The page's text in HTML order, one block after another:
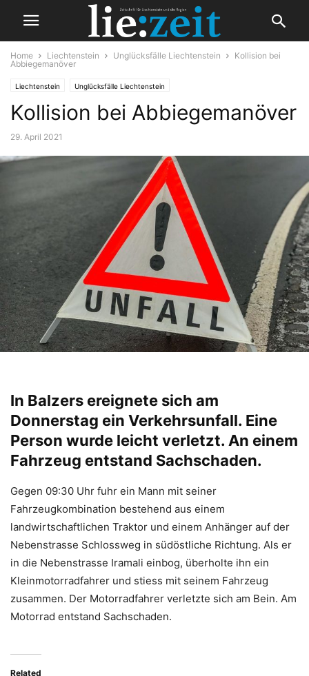
Home Liechtenstein Unglücksfälle Liechtenstein
Kollision bei
Abbiegemanöver
Liechtenstein Unglücksfälle Liechtenstein
Kollision bei Abbiegemanöver
29. April 2021
In Balzers ereignete sich am
Donnerstag ein Verkehrsunfall. Eine
Person wurde leicht verletzt. An einem
Fahrzeug entstand Sachschaden.
Gegen 09:30 Uhr fuhr ein Mann mit seiner
Fahrzeugkombination bestehend aus einem
landwirtschaftlichen Traktor und einem Anhänger auf der
Nebenstrasse Schlossweg in südöstliche Richtung. Als er
in die Nebenstrasse Iramali einbog, überholte ihn ein
Kleinmotorradfahrer und stiess mit seinem Fahrzeug
zusammen. Der Motorradfahrer verletzte sich am Bein. Am
Motorrad entstand Sachschaden.
Related